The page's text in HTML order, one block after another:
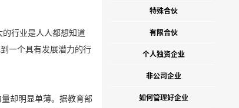
行业是人人都想知道
一个具有发展潜力的行
却明显单薄。据教育部
特殊合伙
有限合伙
个人独资企业
非公司企业
如何管理好企业